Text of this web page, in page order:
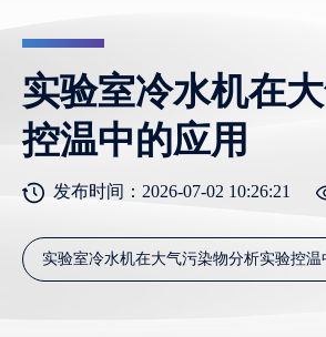
实验室冷水机在
控温中的应用
发布时间：2026-07-02 10:26:21
实验室冷水机在大气污染物分析实验控温